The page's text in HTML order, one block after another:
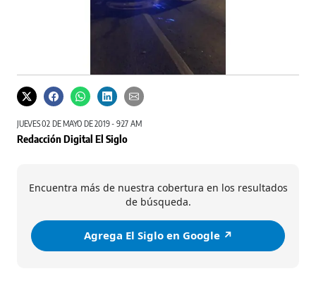
JUEVES 02 DE MAYO DE 2019 - 9:27 AM
Redacción Digital El Siglo
Encuentra más de nuestra cobertura en los resultados
de búsqueda.
Agrega El Siglo en Google ↗️